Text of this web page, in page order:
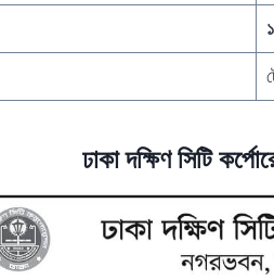
ঢাকা দক্ষিণ সিটি